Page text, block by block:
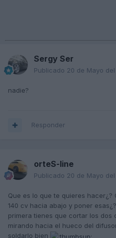
Sergy Ser
Publicado 20 de Mayo del
nadie?
Responder
orteS-line
Publicado 20 de Mayo del
Que es lo que te quieres hacer¿?
140 cv hacia abajo y poner
primera tienes que cortar los dos
mirando hacia el hueco del
soldarlo bien